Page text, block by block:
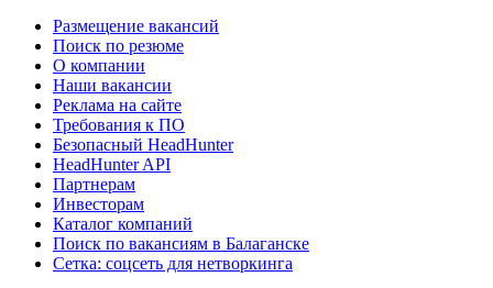
Размещение вакансий
Поиск по резюме
О компании
Наши вакансии
Реклама на сайте
Требования к ПО
Безопасный HeadHunter
HeadHunter API
Партнерам
Инвесторам
Каталог компаний
Поиск по вакансиям в Балаганске
Сетка: соцсеть для нетворкинга